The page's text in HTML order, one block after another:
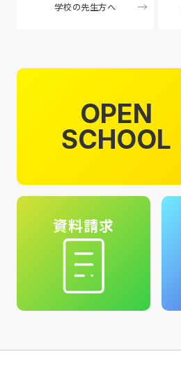
学校の先生方へ
OPEN
SCHOOL
資料請求